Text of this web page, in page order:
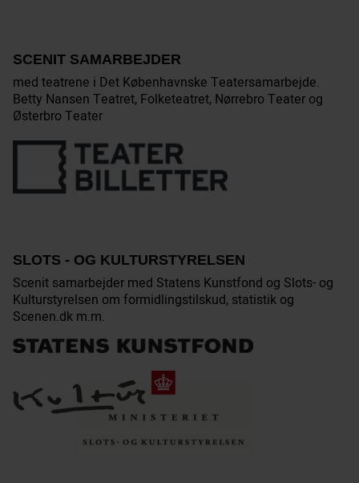
SCENIT SAMARBEJDER
med teatrene i Det Københavnske Teatersamarbejde.
Betty Nansen Teatret, Folketeatret, Nørrebro Teater og
Østerbro Teater
SLOTS - OG KULTURSTYRELSEN
Scenit samarbejder med Statens Kunstfond og Slots- og
Kulturstyrelsen om formidlingstilskud, statistik og
Scenen.dk m.m.